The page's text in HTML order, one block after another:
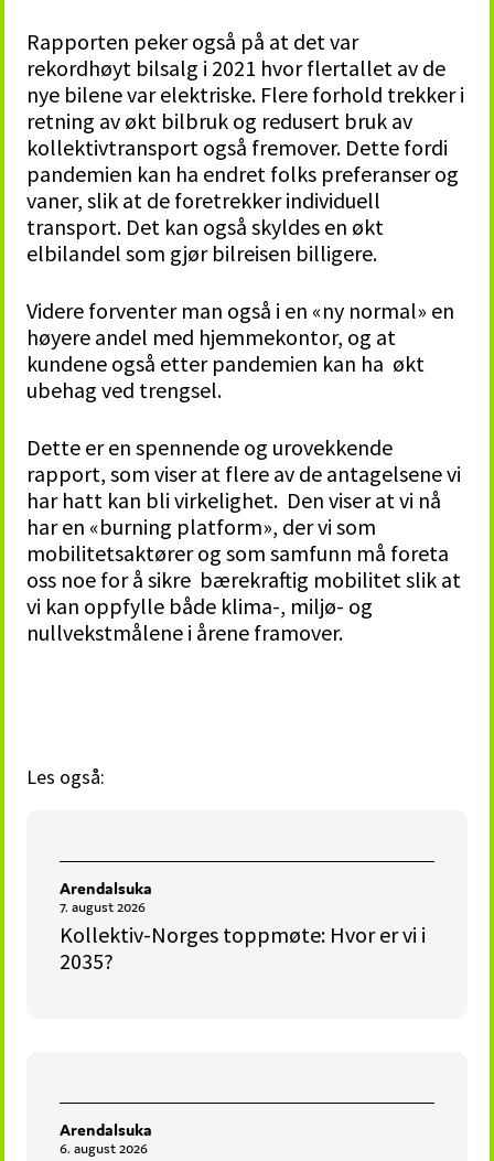
Rapporten peker også på at det var
rekordhøyt bilsalg i 2021 hvor flertallet av de
nye bilene var elektriske. Flere forhold trekker i
retning av økt bilbruk og redusert bruk av
kollektivtransport også fremover. Dette fordi
pandemien kan ha endret folks preferanser og
vaner, slik at de foretrekker individuell
transport. Det kan også skyldes en økt
elbilandel som gjør bilreisen billigere.
Videre forventer man også i en «ny normal» en
høyere andel med hjemmekontor, og at
kundene også etter pandemien kan ha økt
ubehag ved trengsel.
Dette er en spennende og urovekkende
rapport, som viser at flere av de antagelsene vi
har hatt kan bli virkelighet. Den viser at vi nå
har en «burning platform», der vi som
mobilitetsaktører og som samfunn må foreta
oss noe for å sikre bærekraftig mobilitet slik at
vi kan oppfylle både klima-, miljø- og
nullvekstmålene i årene framover.
Les også:
Arendalsuka
7. august 2026
Kollektiv-Norges toppmøte: Hvor er vi i
2035?
Arendalsuka
6. august 2026